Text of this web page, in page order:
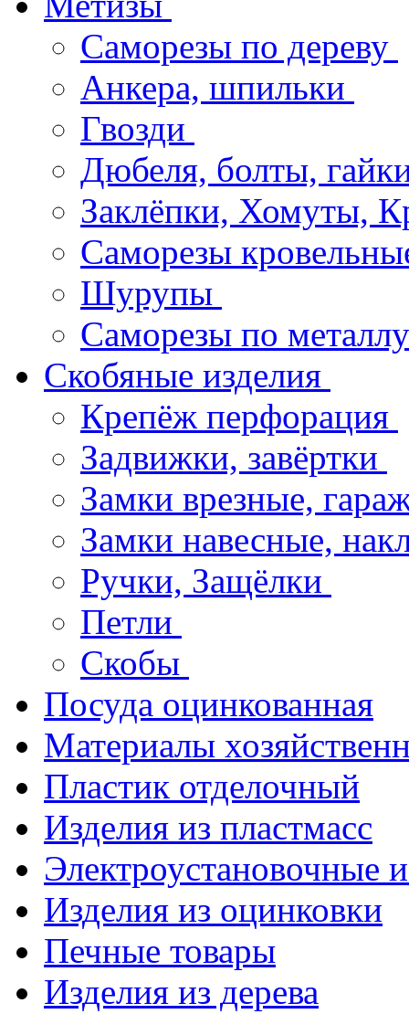
Саморезы по дереву
Анкера, шпильки
Гвозди
Дюбеля, болты,
Заклёпки, Хомуты,
Саморезы
Шурупы
Саморезы по
Скобяные изделия
Крепёж перфорация
Задвижки, завёртки
Замки врезные,
Замки навесные,
Ручки, Защёлки
Петли
Скобы
Посуда оцинкованная
Материалы
Пластик отделочный
Изделия из пластмасс
Электроустановочные
Изделия из оцинковки
Печные товары
Изделия из дерева